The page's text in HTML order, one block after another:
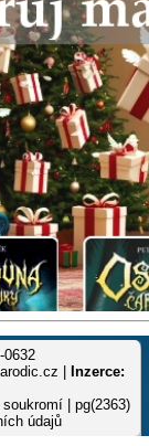
0632
|
Inzerce:
soukromí | pg(2363)
údajů